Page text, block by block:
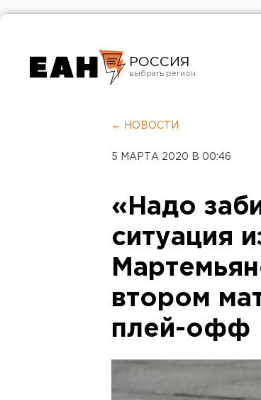
РОССИЯ
Челябинск
← НОВОСТИ
5 МАРТА 2020 В 00:46
«Надо
ситуация
втором
плей-офф